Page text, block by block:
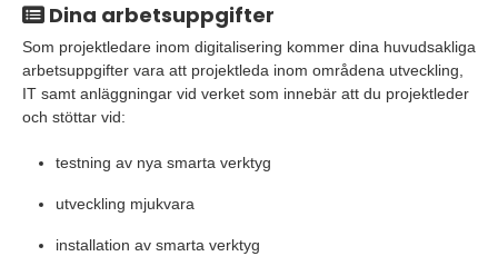
Dina arbetsuppgifter
Som projektledare inom digitalisering kommer dina huvudsakliga
arbetsuppgifter vara att projektleda inom områdena utveckling,
IT samt anläggningar vid verket som innebär att du projektleder
och stöttar vid:
testning av nya smarta verktyg
utveckling mjukvara
installation av smarta verktyg